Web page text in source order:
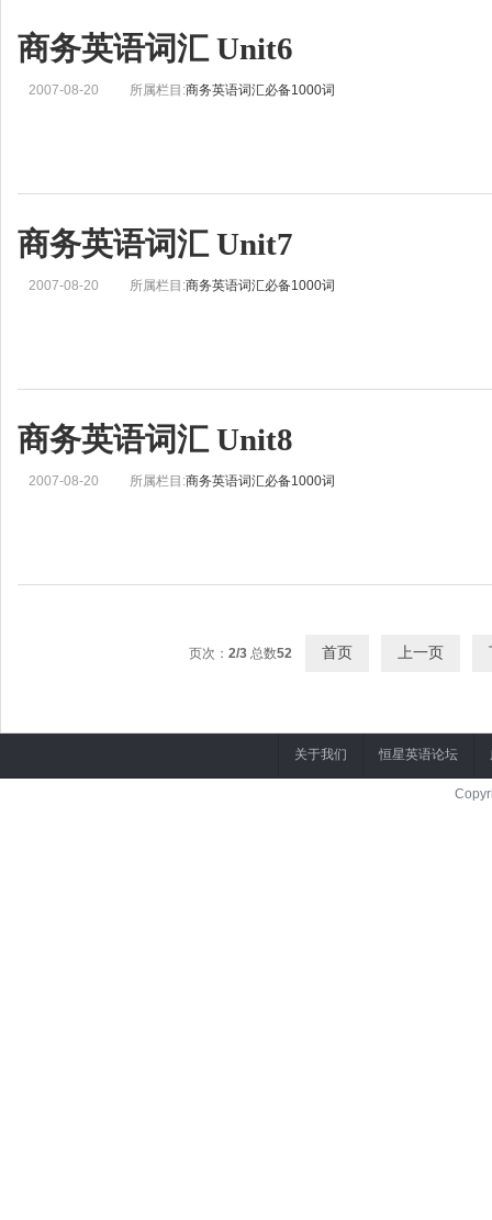
商务英语词汇 Unit6
2007-08-20 所属栏目:商务英语词汇必备1000词
商务英语词汇 Unit7
2007-08-20 所属栏目:商务英语词汇必备1000词
商务英语词汇 Unit8
2007-08-20 所属栏目:商务英语词汇必备1000词
页次： 2/3 总数52 首页 上一页
关于我们 恒星英语论坛